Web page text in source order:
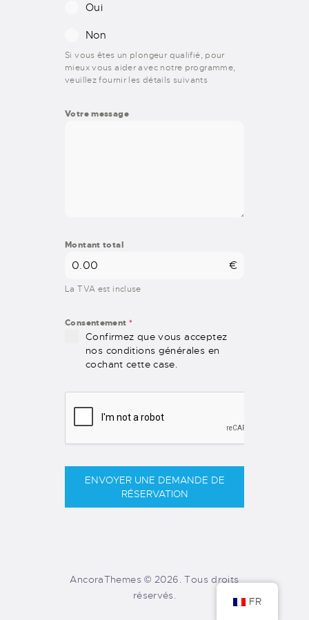
Oui
Non
Si vous êtes un plongeur qualifié, pour
mieux vous aider avec notre programme,
veuillez fournir les détails suivants
Votre message
Montant total
€
La TVA est incluse
Consentement *
Confirmez que vous acceptez
nos conditions générales en
cochant cette case.
ENVOYER UNE DEMANDE DE
RÉSERVATION
AncoraThemes © 2026. Tous droits
réservés.
FR